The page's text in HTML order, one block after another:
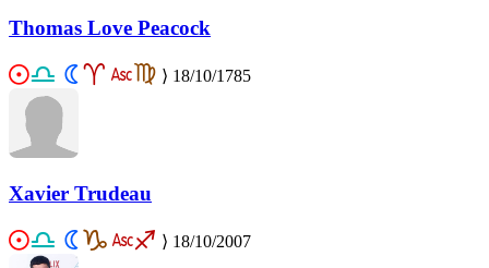
Thomas Love Peacock
⟩ 18/10/1785
Xavier Trudeau
⟩ 18/10/2007